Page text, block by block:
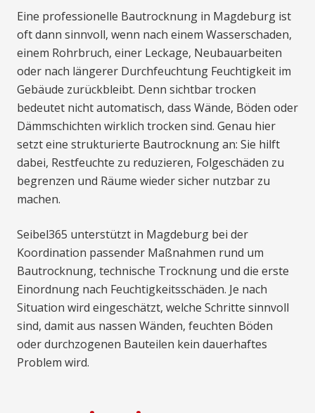
Eine professionelle Bautrocknung in Magdeburg ist
oft dann sinnvoll, wenn nach einem Wasserschaden,
einem Rohrbruch, einer Leckage, Neubauarbeiten
oder nach längerer Durchfeuchtung Feuchtigkeit im
Gebäude zurückbleibt. Denn sichtbar trocken
bedeutet nicht automatisch, dass Wände, Böden oder
Dämmschichten wirklich trocken sind. Genau hier
setzt eine strukturierte Bautrocknung an: Sie hilft
dabei, Restfeuchte zu reduzieren, Folgeschäden zu
begrenzen und Räume wieder sicher nutzbar zu
machen.
Seibel365 unterstützt in Magdeburg bei der
Koordination passender Maßnahmen rund um
Bautrocknung, technische Trocknung und die erste
Einordnung nach Feuchtigkeitsschäden. Je nach
Situation wird eingeschätzt, welche Schritte sinnvoll
sind, damit aus nassen Wänden, feuchten Böden
oder durchzogenen Bauteilen kein dauerhaftes
Problem wird.